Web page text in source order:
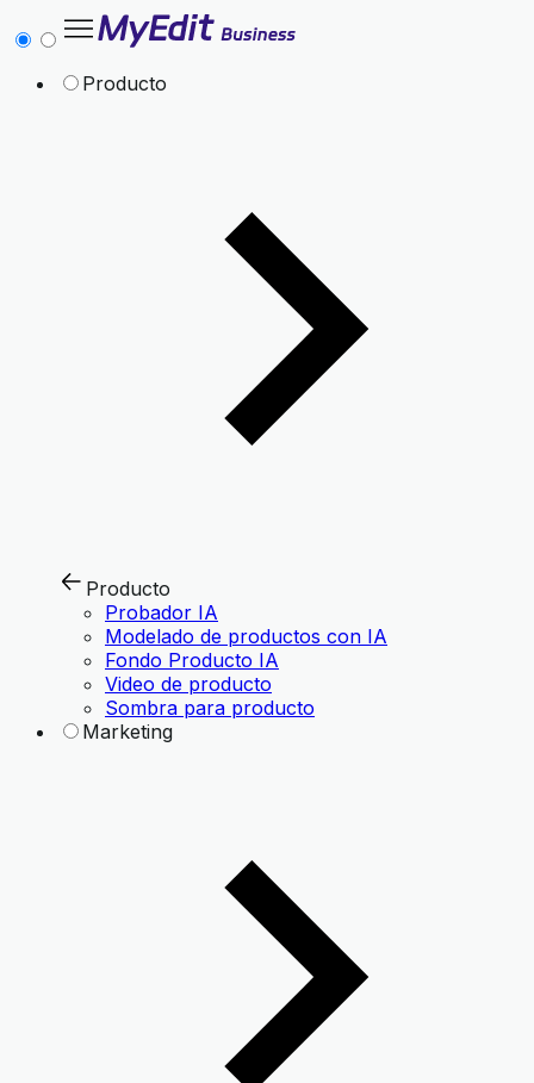
Producto
Producto
Probador IA
Modelado de productos con IA
Fondo Producto IA
Video de producto
Sombra para producto
Marketing